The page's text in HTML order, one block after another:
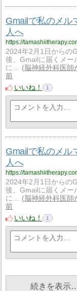
Gmailで私のメル
人へ
2024年2月1日からの
後、Gmailに届くメー
に…
脳神経外科医
前
いいね！
1
Gmailで私のメル
人へ
2024年2月1日からの
後、Gmailに届くメー
に…
脳神経外科医
前
いいね！
1
続きを表示